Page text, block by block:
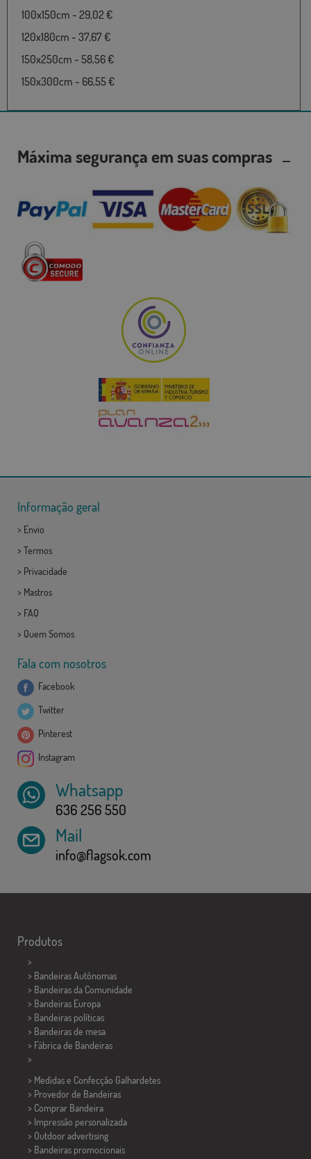
100x150cm - 29,02 €
120x180cm - 37,67 €
150x250cm - 58,56 €
150x300cm - 66,55 €
Máxima segurança em suas compras
Informação geral
> Envio
> Termos
> Privacidade
> Mastros
> FAQ
> Quem Somos
Fala com nosotros
Facebook
Twitter
Pinterest
Instagram
Whatsapp
636 256 550
Mail
info@flagsok.com
Produtos
>
> Bandeiras Autônomas
> Bandeiras da Comunidade
> Bandeiras Europa
> Bandeiras políticas
> Bandeiras de mesa
> Fábrica de Bandeiras
>
> Medidas e Confecção Galhardetes
> Provedor de Bandeiras
> Comprar Bandeira
> Impressão personalizada
> Outdoor advertising
> Bandeiras promocionais